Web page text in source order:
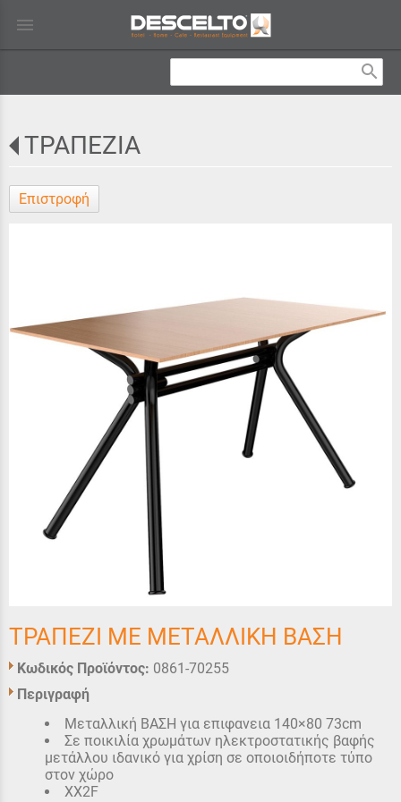
menu
search
ΤΡΑΠΕΖΙΑ
Επιστροφή
ΤΡΑΠΕΖΙ ΜΕ ΜΕΤΑΛΛΙΚΗ ΒΑΣΗ
Κωδικός Προϊόντος: 0861-70255
Περιγραφή
Μεταλλική ΒΑΣΗ για επιφανεια 140×80 73cm
Σε ποικιλία χρωμάτων ηλεκτροστατικής βαφής
μετάλλου ιδανικό για χρίση σε οποιοιδήποτε τύπο
στον χώρο
XX2F